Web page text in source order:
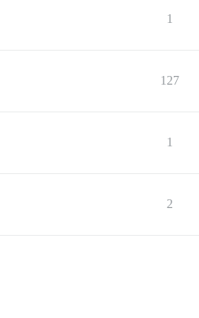
1
127
1
2